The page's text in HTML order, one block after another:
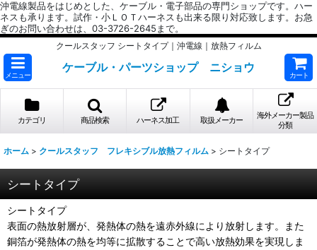
沖電線製品をはじめとした、ケーブル・電子部品の専門ショップです。ハー
ネスも承ります。試作・小ＬＯＴハーネスも出来る限り対応致します。お急
ぎのお問い合わせは、03-3726-2645まで。
クールスタッフ シートタイプ｜沖電線｜放熱フィルム
メニュー
ケーブル・パーツショップ ニショウ
カート
カテゴリ 商品検索 ハーネス加工 取扱メーカー
海外メーカー製品
分類
ホーム > クールスタッフ フレキシブル放熱フィルム > シートタイプ
シートタイプ
シートタイプ
表面の熱放射層が、発熱体の熱を遠赤外線により放射します。また
銅箔が発熱体の熱を均等に拡散することで高い放熱効果を実現しま